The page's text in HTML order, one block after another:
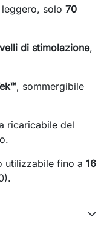
leggero, solo70
di stimolazione,
, sommergibile
ricaricabile del
utilizzabile fino a16